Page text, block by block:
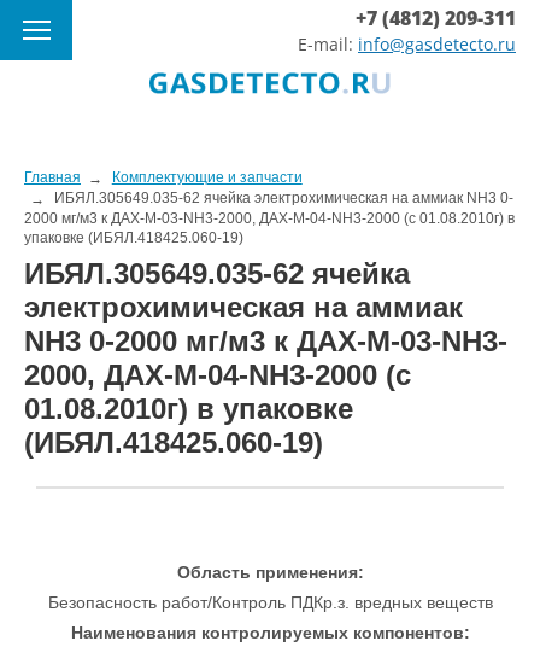
+7 (4812) 209-311
E-mail: info@gasdetecto.ru
Главная
Комплектующие и запчасти
ИБЯЛ.305649.035-62 ячейка электрохимическая на аммиак NH3 0-
2000 мг/м3 к ДАХ-М-03-NH3-2000, ДАХ-М-04-NH3-2000 (с 01.08.2010г) в
упаковке (ИБЯЛ.418425.060-19)
ИБЯЛ.305649.035-62 ячейка
электрохимическая на аммиак
NH3 0-2000 мг/м3 к ДАХ-М-03-NH3-
2000, ДАХ-М-04-NH3-2000 (с
01.08.2010г) в упаковке
(ИБЯЛ.418425.060-19)
Область применения:
Безопасность работ/Контроль ПДКр.з. вредных веществ
Наименования контролируемых компонентов: